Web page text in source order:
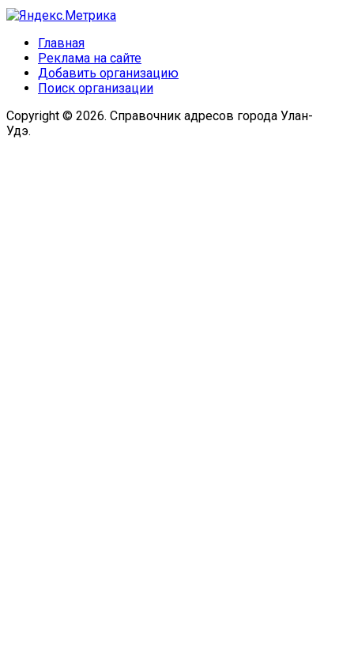
Главная
Реклама на сайте
Добавить организацию
Поиск организации
Copyright © 2026. Справочник адресов города Улан-
Удэ.